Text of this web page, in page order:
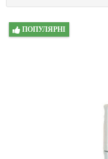
ПОПУЛЯРНІ